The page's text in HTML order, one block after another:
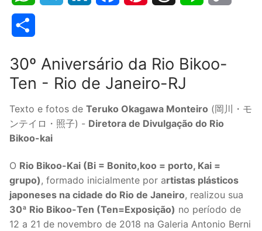
30º Aniversário da Rio Bikoo-
Ten - Rio de Janeiro-RJ
Texto e fotos de Teruko Okagawa Monteiro (岡川・モ
ンテイロ・照子) - Diretora de Divulgação do Rio
Bikoo-kai
O Rio Bikoo-Kai (Bi = Bonito,koo = porto, Kai =
grupo), formado inicialmente por artistas plásticos
japoneses na cidade do Rio de Janeiro, realizou sua
30ª Rio Bikoo-Ten (Ten=Exposição) no período de
12 a 21 de novembro de 2018 na Galeria Antonio Berni